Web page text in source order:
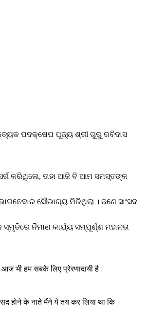
ପଦକ୍ଷେପ ପୂଜ୍ୟ ଶ୍ରୀ ଗୁରୁ ରବିଦାସ
କରିଥିଲେ, ତାହା ଆଜି ବି ଆମ ସମସ୍ତଙ୍କ
ସୌଭାଗ୍ୟ ମିଳିଥିଲା । ଜଣେ ସାଂସଦ
ର୍ନିମାଣ କାର୍ଯ୍ୟ ସମ୍ପୂର୍ଣ୍ଣ ମହାନତା
भी हम सबके लिए प्रेरणादायी है।
होने के नाते मैंने ये तय कर लिया था कि